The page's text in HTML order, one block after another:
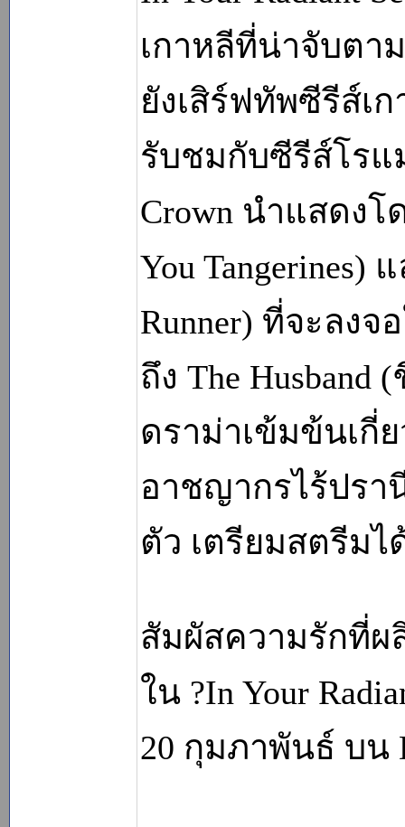
เกาหลีที่น่าจับตา
ยังเสิร์ฟทัพซีรีส์เ
รับชมกับซีรีส์โรแ
Crown นำแสดงโ
You
Runner) ที่จะลง
ถึง The
ดราม่าเข้มข้นเกี่
อาชญากรไร้ปรา
ตัว เตรียมสตรีม
สัมผัสความรักที่ผ
ใน ?In Your
20 กุมภาพันธ์ บน